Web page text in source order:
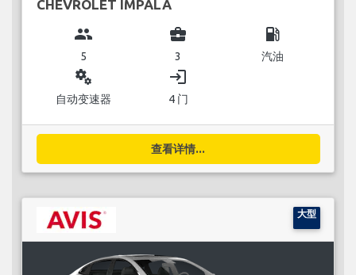
CHEVROLET IMPALA
group
5
business_center
3
local_gas_station
汽油
miscellaneous_services
自动变速器
login
4 门
查看详情...
大型